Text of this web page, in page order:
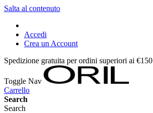
Salta al contenuto
Accedi
Crea un Account
Spedizione gratuita per ordini superiori ai €150
Toggle Nav
Carrello
Search
Search